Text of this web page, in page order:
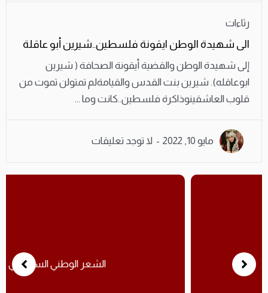
رثاءات
الى شهيدة الوطن ايقونة فلسطين..شيرين أبو عاقلة
إلى شهيدة الوطن والقضية أيقونة الصحافة ( شيرين
ابوعاقله). شيرين بنت القدس والقيامةلم تمتولن تموت من
قلوب العاشقينوذاكرة فلسطين..كانت وما ...
مايو 10, 2022 لا توجد تعليقات
الشعر الوطني السياسيي